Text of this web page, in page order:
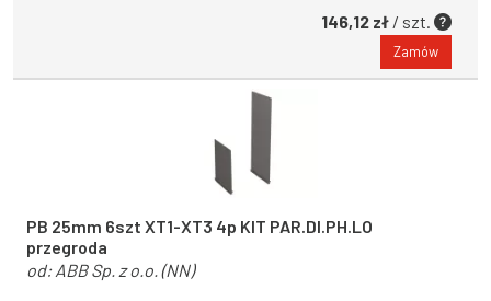
146,12 zł / szt.
Zamów
PB 25mm 6szt XT1-XT3 4p KIT PAR.DI.PH.LO
przegroda
od: ABB Sp. z o.o. (NN)